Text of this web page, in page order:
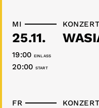
MI
25.11.
EINLASS
19:00
START
20:00
KONZERT
FR KONZERT